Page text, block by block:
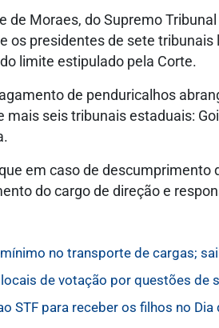
de Moraes, do Supremo
os presidentes de sete
limite estipulado pela Corte.
de penduricalhos
mais seis tribunais estaduais:
em caso de
do cargo de direção e
no transporte de cargas;
de votação por questões de
STF para receber os filhos no Dia